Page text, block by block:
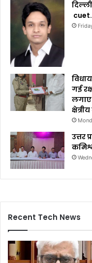
गई
लगाए
उत्तर
Recent Tech News